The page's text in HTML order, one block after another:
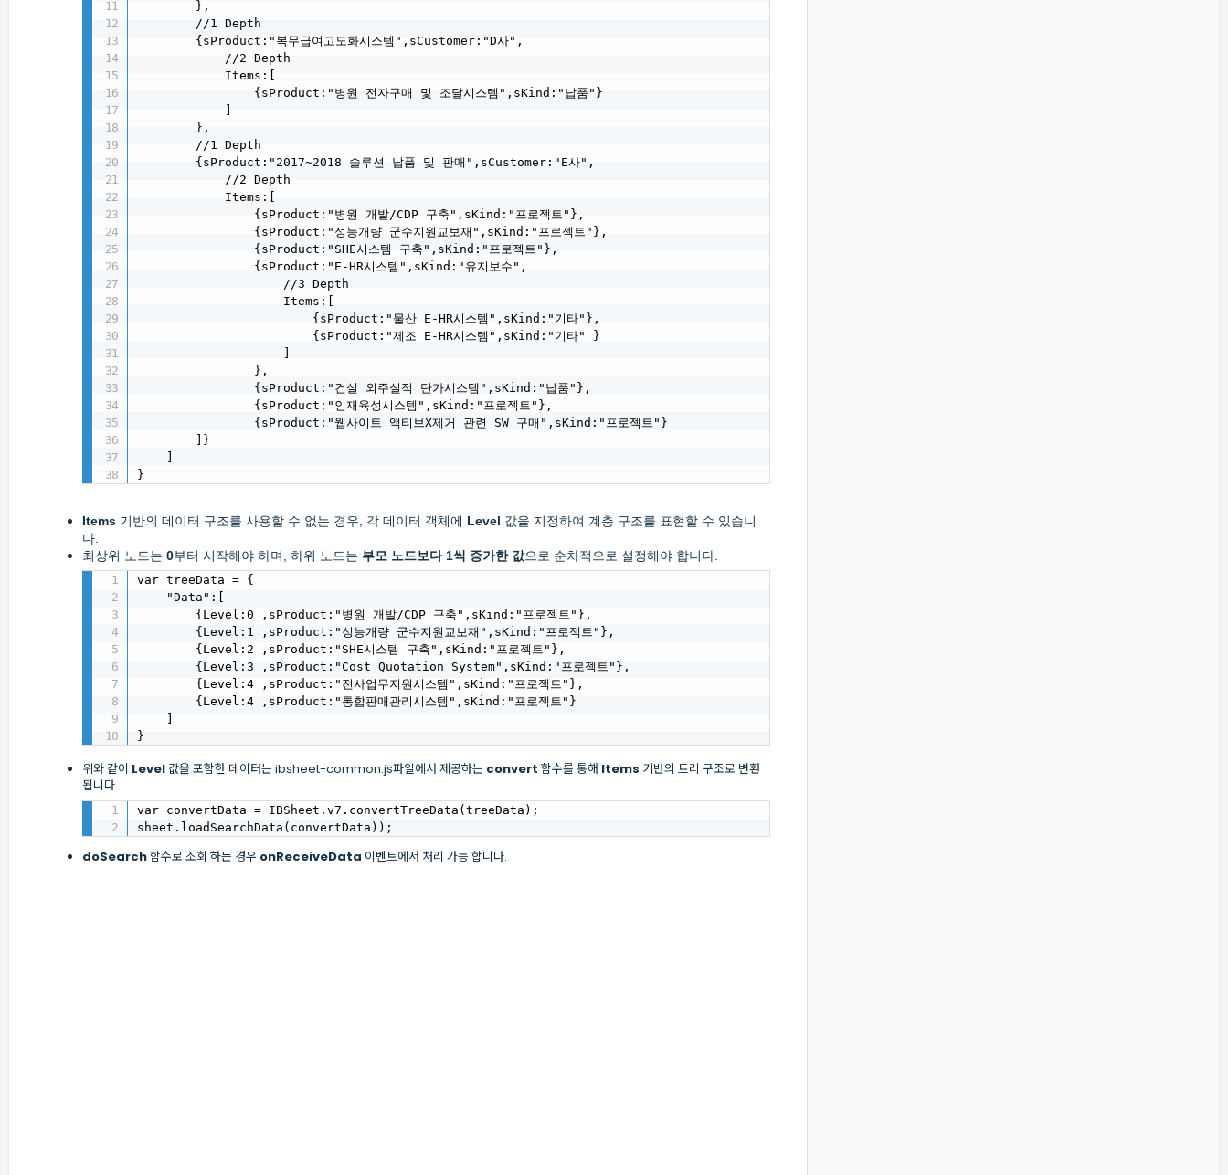
        },
        //1 Depth
        {sProduct:"복무급여고도화시스템",sCustomer:"D사",
            //2 Depth
            Items:[
                {sProduct:"병원 전자구매 및 조달시스템",sKind:"납품"}
        },
        //1 Depth
        {sProduct:"2017~2018 솔루션 납품 및 판매",sCustomer:"E사",
            //2 Depth
            Items:[
                {sProduct:"병원 개발/CDP 구축",sKind:"프로젝트"},
                {sProduct:"성능개량 군수지원교보재",sKind:"프로젝트"},
                {sProduct:"SHE시스템 구축",sKind:"프로젝트"},
                {sProduct:"E-HR시스템",sKind:"유지보수",
                    //3 Depth
                    Items:[
                        {sProduct:"물산 E-HR시스템",sKind:"기타"},
                        {sProduct:"제조 E-HR시스템",sKind:"기타" }
                },
                {sProduct:"건설 외주실적 단가시스템",sKind:"납품"},
                {sProduct:"인재육성시스템",sKind:"프로젝트"},
                {sProduct:"웹사이트 액티브X제거 관련 SW 구매",sKind:"프로젝트"}
        ]}
}
Items 기반의 데이터 구조를 사용할 수 없는 경우, 각 데이터 객체에 Level 값을 지정하여 계층 구조를 표현할 수 있습니
다.
최상위 노드는 0부터 시작해야 하며, 하위 노드는 부모 노드보다 1씩 증가한 값으로 순차적으로 설정해야 합니다.
var treeData = {
    "Data":[
        {Level:0 ,sProduct:"병원 개발/CDP 구축",sKind:"프로젝트"},
        {Level:1 ,sProduct:"성능개량 군수지원교보재",sKind:"프로젝트"},
        {Level:2 ,sProduct:"SHE시스템 구축",sKind:"프로젝트"},
        {Level:3 ,sProduct:"Cost Quotation System",sKind:"프로젝트"},
        {Level:4 ,sProduct:"전사업무지원시스템",sKind:"프로젝트"},
        {Level:4 ,sProduct:"통합판매관리시스템",sKind:"프로젝트"}
}
위와 같이 Level 값을 포함한 데이터는 ibsheet-common.js파일에서 제공하는 convert 함수를 통해 Items 기반의 트리 구조로 변환
됩니다.
var convertData = IBSheet.v7.convertTreeData(treeData);
sheet.loadSearchData(convertData));
doSearch함수로 조회 하는 경우 onReceiveData 이벤트에서 처리 가능 합니다.